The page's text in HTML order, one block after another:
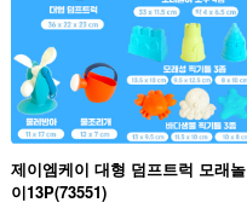
제이엠케이 대형 덤프트럭 모래놀
이13P(73551)